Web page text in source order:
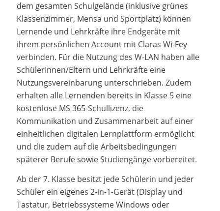
dem gesamten Schulgelände (inklusive grünes
Klassenzimmer, Mensa und Sportplatz) können
Lernende und Lehrkräfte ihre Endgeräte mit
ihrem persönlichen Account mit Claras Wi-Fey
verbinden. Für die Nutzung des W-LAN haben alle
SchülerInnen/Eltern und Lehrkräfte eine
Nutzungsvereinbarung unterschrieben. Zudem
erhalten alle Lernenden bereits in Klasse 5 eine
kostenlose MS 365-Schullizenz, die
Kommunikation und Zusammenarbeit auf einer
einheitlichen digitalen Lernplattform ermöglicht
und die zudem auf die Arbeitsbedingungen
späterer Berufe sowie Studiengänge vorbereitet.
Ab der 7. Klasse besitzt jede Schülerin und jeder
Schüler ein eigenes 2-in-1-Gerät (Display und
Tastatur, Betriebssysteme Windows oder